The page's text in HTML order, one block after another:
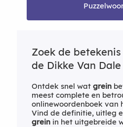
Zoek de
de Dikke Van
Ontdek snel wat grein
meest complete en
onlinewoordenboek van
Vind de definitie, uitleg
greinin het uitgebreide